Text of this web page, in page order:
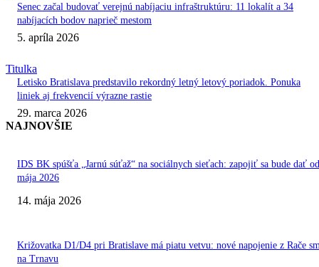
Senec začal budovať verejnú nabíjaciu infraštruktúru: 11 lokalít a 34
nabíjacích bodov naprieč mestom
5. apríla 2026
Titulka
Letisko Bratislava predstavilo rekordný letný letový poriadok. Ponuka
liniek aj frekvencií výrazne rastie
29. marca 2026
NAJNOVŠIE
IDS BK spúšťa „Jarnú súťaž“ na sociálnych sieťach: zapojiť sa bude dať
mája 2026
14. mája 2026
Križovatka D1/D4 pri Bratislave má piatu vetvu: nové napojenie z Rače
na Trnavu